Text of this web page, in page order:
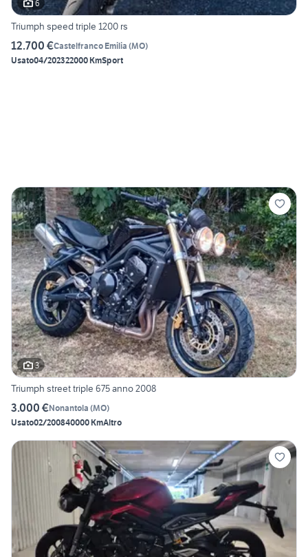
6
Triumph speed triple 1200 rs
12.700 €Castelfranco Emilia (MO)
Usato04/202322000 KmSport
3
Triumph street triple 675 anno 2008
3.000 €Nonantola (MO)
Usato02/200840000 KmAltro